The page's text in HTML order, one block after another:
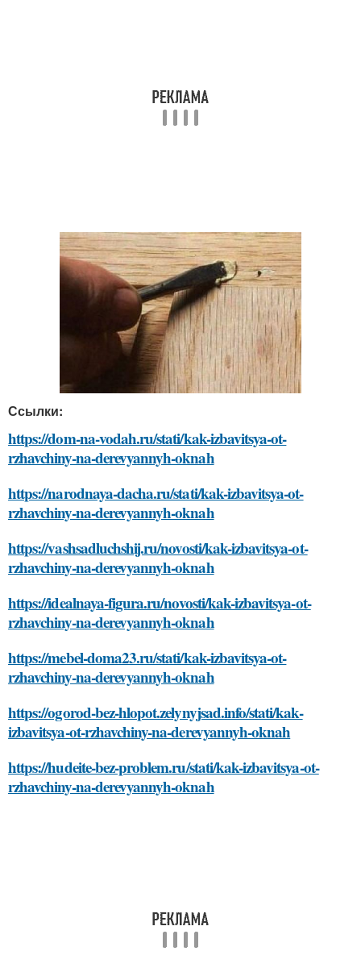
Ссылки:
https://dom-na-vodah.ru/stati/kak-izbavitsya-ot-
rzhavchiny-na-derevyannyh-oknah
https://narodnaya-dacha.ru/stati/kak-izbavitsya-ot-
rzhavchiny-na-derevyannyh-oknah
https://vashsadluchshij.ru/novosti/kak-izbavitsya-ot-
rzhavchiny-na-derevyannyh-oknah
https://idealnaya-figura.ru/novosti/kak-izbavitsya-ot-
rzhavchiny-na-derevyannyh-oknah
https://mebel-doma23.ru/stati/kak-izbavitsya-ot-
rzhavchiny-na-derevyannyh-oknah
https://ogorod-bez-hlopot.zelynyjsad.info/stati/kak-
izbavitsya-ot-rzhavchiny-na-derevyannyh-oknah
https://hudeite-bez-problem.ru/stati/kak-izbavitsya-ot-
rzhavchiny-na-derevyannyh-oknah